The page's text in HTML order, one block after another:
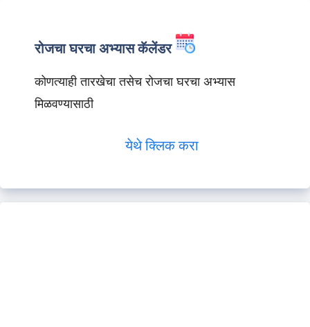
रोजचा घरचा अभ्यास कॅलेंडर
कोणत्याही तारखेचा तसेच रोजचा घरचा अभ्यास
मिळवण्यासाठी
येथे क्लिक करा